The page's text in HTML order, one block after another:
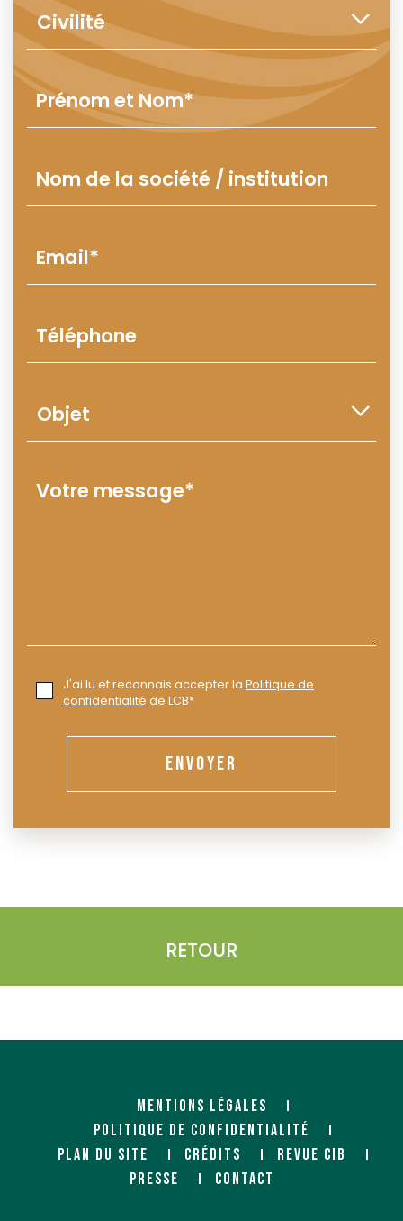
J'ai lu et reconnais accepter la Politique de
confidentialité de LCB*
ENVOYER
RETOUR
MENTIONS LÉGALES
POLITIQUE DE CONFIDENTIALITÉ
PLAN DU SITE
CRÉDITS
REVUE CIB
PRESSE
CONTACT